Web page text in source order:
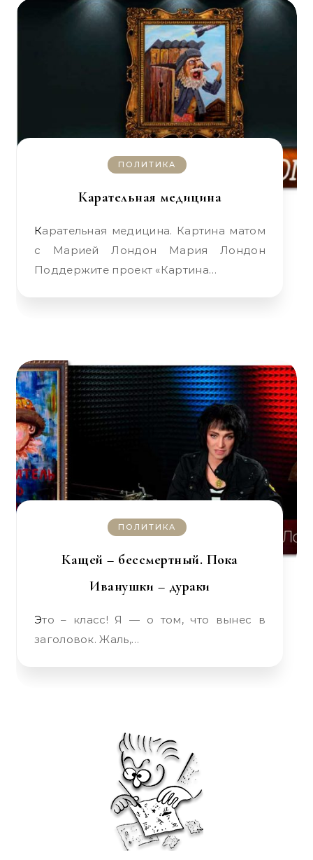
ПОЛИТИКА
Карательная медицина
Карательная медицина. Картина матом
с Марией Лондон Мария Лондон
Поддержите проект «Картина…
ПОЛИТИКА
Кащей – бессмертный. Пока
Иванушки – дураки
Это – класс! Я — о том, что вынес в
заголовок. Жаль,…